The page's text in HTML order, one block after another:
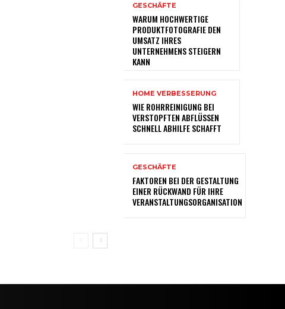
GESCHÄFTE
WARUM HOCHWERTIGE
PRODUKTFOTOGRAFIE DEN
UMSATZ IHRES
UNTERNEHMENS STEIGERN
KANN
HOME VERBESSERUNG
WIE ROHRREINIGUNG BEI
VERSTOPFTEN ABFLÜSSEN
SCHNELL ABHILFE SCHAFFT
GESCHÄFTE
FAKTOREN BEI DER GESTALTUNG
EINER RÜCKWAND FÜR IHRE
VERANSTALTUNGSORGANISATION